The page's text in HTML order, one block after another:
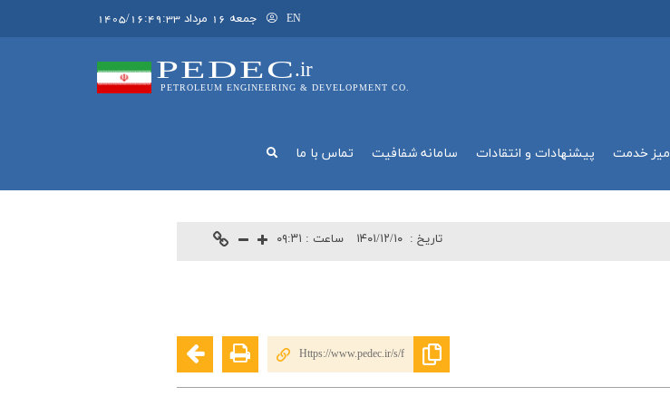
EN جمعه 16 مرداد 1405/16:49:33
PEDEC.ir
PETROLEUM ENGINEERING & DEVELOPMENT CO.
میز خدمت پیشنهادات و انتقادات سامانه شفافيت تماس با ما
ساعت : ۰۹:۳۱ تاريخ : ۱۴۰۱/۱۲/۱۰
Https://www.pedec.ir/s/f